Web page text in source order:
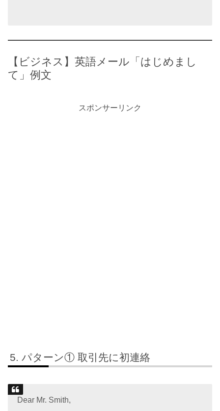
【ビジネス】英語メール「はじめまし
て」例文
スポンサーリンク
パターン① 取引先に初連絡
Dear Mr. Smith,